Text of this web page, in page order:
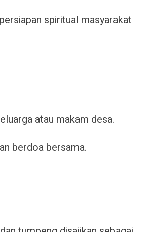
spiritual masyarakat
atau makam desa.
berdoa bersama.